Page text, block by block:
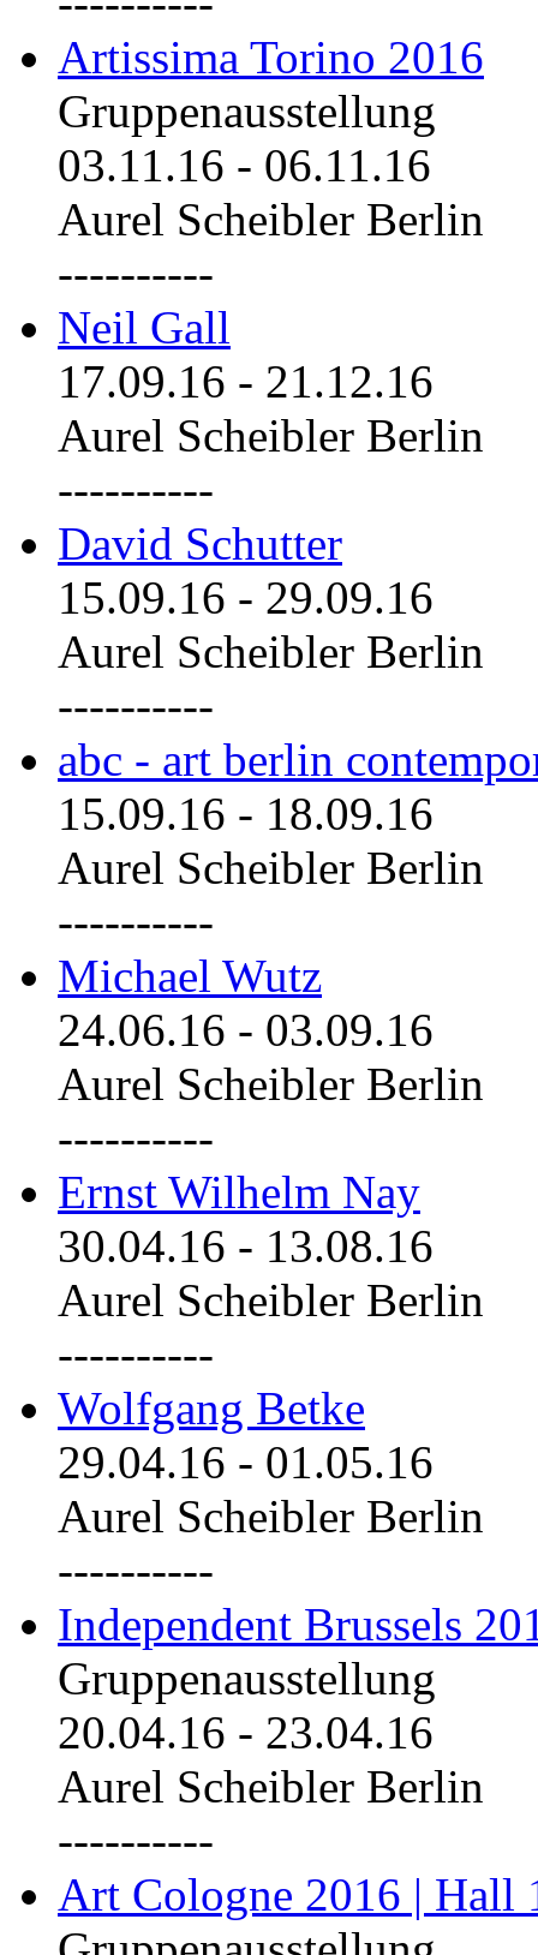
Artissima Torino 2016
Gruppenausstellung
03.11.16 - 06.11.16
Aurel Scheibler Berlin
----------
Neil Gall
17.09.16 - 21.12.16
Aurel Scheibler Berlin
----------
David Schutter
15.09.16 - 29.09.16
Aurel Scheibler Berlin
----------
abc - art berlin
15.09.16 - 18.09.16
Aurel Scheibler Berlin
----------
Michael Wutz
24.06.16 - 03.09.16
Aurel Scheibler Berlin
----------
Ernst Wilhelm Nay
30.04.16 - 13.08.16
Aurel Scheibler Berlin
----------
Wolfgang Betke
29.04.16 - 01.05.16
Aurel Scheibler Berlin
----------
Independent Brussels
Gruppenausstellung
20.04.16 - 23.04.16
Aurel Scheibler Berlin
----------
Art Cologne 2016 | Hall